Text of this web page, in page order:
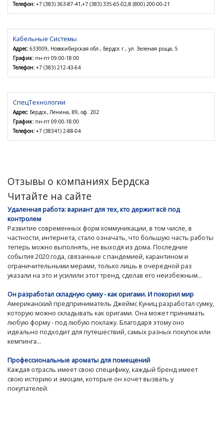
Телефон: +7 (383) 363-87-41,+7 (383) 335-65-02,8 (800) 200-00-21
Кабельные Системы
Адрес: 633009, Новосибирская обл., Бердск г., ул. Зеленая роща, 5
График: пн-пт 09:00-18:00
Телефон: +7 (383) 212-43-64
СпецТехнологии
Адрес: Бердск, Ленина, 89, оф. 202
График: пн-пт 09:00-18:00
Телефон: +7 (38341) 2-88-04
Отзывы о компаниях Бердска
Читайте на сайте
Удаленная работа: вариант для тех, кто держит всё под
контролем
Развитие современных форм коммуникации, в том числе, в
частности, интернета, стало означать, что большую часть работы
теперь можно выполнять, не выходя из дома. Последние
события 2020 года, связанные с пандемией, карантином и
ограничительными мерами, только лишь в очередной раз
указали на это и усилили этот тренд, сделав его неизбежным...
Он разработал складную сумку - как оригами. И покорил мир
Американский предприниматель Джеймс Куниц разработал сумку,
которую можно складывать как оригами. Она может принимать
любую форму - под любую поклажу. Благодаря этому оно
идеально подходит для путешествий, самых разных покупок или
кемпинга...
Профессиональные ароматы для помещений
Каждая отрасль имеет свою специфику, каждый бренд имеет
свою историю и эмоции, которые он хочет вызвать у
покупателей.